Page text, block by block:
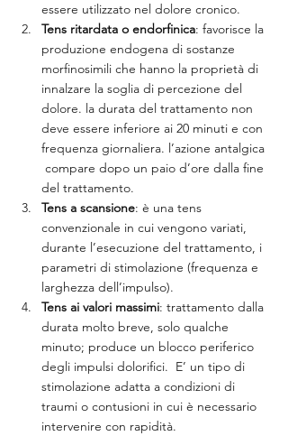
essere utilizzato nel dolore cronico.
Tens ritardata o endorfinica: favorisce la
produzione endogena di sostanze
morfinosimili che hanno la proprietà di
innalzare la soglia di percezione del
dolore. la durata del trattamento non
deve essere inferiore ai 20 minuti e con
frequenza giornaliera. l’azione antalgica
compare dopo un paio d’ore dalla fine
del trattamento.
Tens a scansione: è una tens
convenzionale in cui vengono variati,
durante l’esecuzione del trattamento, i
parametri di stimolazione (frequenza e
larghezza dell’impulso).
Tens ai valori massimi: trattamento dalla
durata molto breve, solo qualche
minuto; produce un blocco periferico
degli impulsi dolorifici.  E’ un tipo di
stimolazione adatta a condizioni di
traumi o contusioni in cui è necessario
intervenire con rapidità.